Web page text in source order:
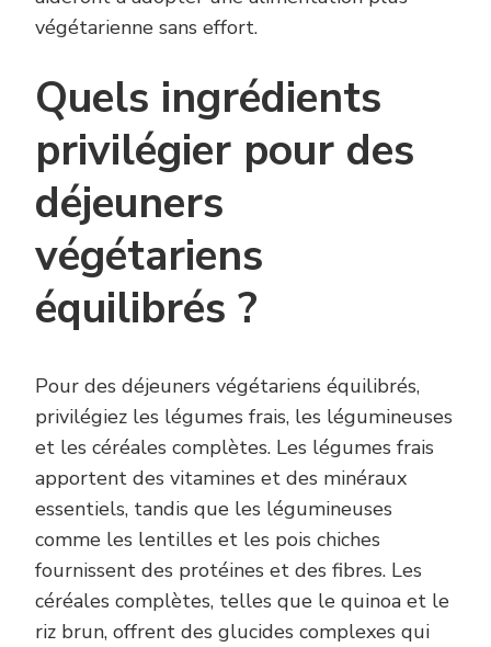
végétarienne sans effort.
Quels ingrédients
privilégier pour des
déjeuners
végétariens
équilibrés ?
Pour des déjeuners végétariens équilibrés,
privilégiez les légumes frais, les légumineuses
et les céréales complètes. Les légumes frais
apportent des vitamines et des minéraux
essentiels, tandis que les légumineuses
comme les lentilles et les pois chiches
fournissent des protéines et des fibres. Les
céréales complètes, telles que le quinoa et le
riz brun, offrent des glucides complexes qui